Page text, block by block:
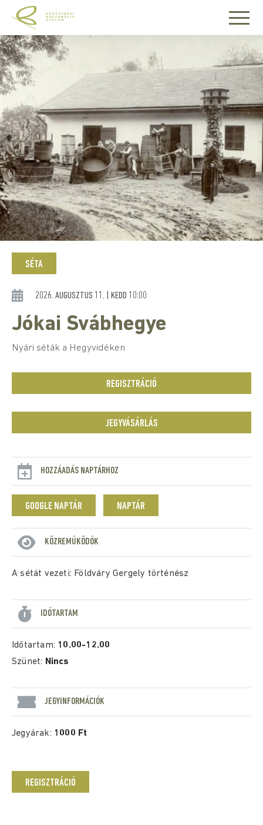
SÉTA
2026. AUGUSZTUS 11. | KEDD 10:00
Jókai Svábhegye
Nyári séták a Hegyvidéken
REGISZTRÁCIÓ
JEGYVÁSÁRLÁS
HOZZÁADÁS NAPTÁRHOZ
GOOGLE NAPTÁR NAPTÁR
KÖZREMŰKÖDŐK
A sétát vezeti: Földváry Gergely történész
IDŐTARTAM
Időtartam: 10.00-12.00
Szünet: Nincs
JEGYINFORMÁCIÓK
Jegyárak: 1000 Ft
REGISZTRÁCIÓ